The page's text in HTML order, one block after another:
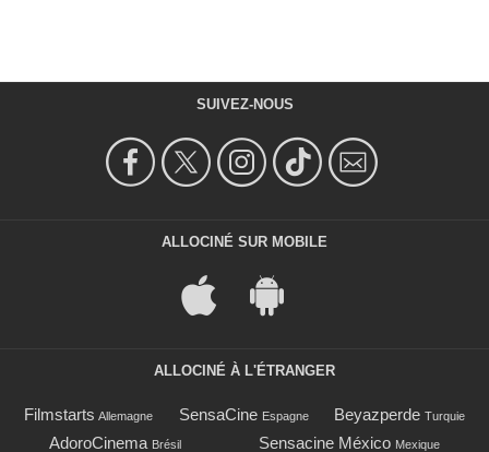
SUIVEZ-NOUS
ALLOCINÉ SUR MOBILE
ALLOCINÉ À L'ÉTRANGER
Filmstarts Allemagne SensaCine Espagne Beyazperde Turquie
AdoroCinema Brésil Sensacine México Mexique